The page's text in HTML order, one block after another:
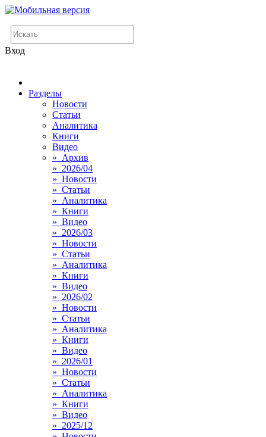
Вход
Разделы
Новости
Статьи
Аналитика
Книги
Видео
» Архив
» 2026/04
» Новости
» Статьи
» Аналитика
» Книги
» Видео
» 2026/03
» Новости
» Статьи
» Аналитика
» Книги
» Видео
» 2026/02
» Новости
» Статьи
» Аналитика
» Книги
» Видео
» 2026/01
» Новости
» Статьи
» Аналитика
» Книги
» Видео
» 2025/12